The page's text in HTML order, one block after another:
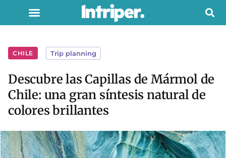
CHILE Trip planning
Descubre las Capillas de Mármol de
Chile: una gran síntesis natural de
colores brillantes